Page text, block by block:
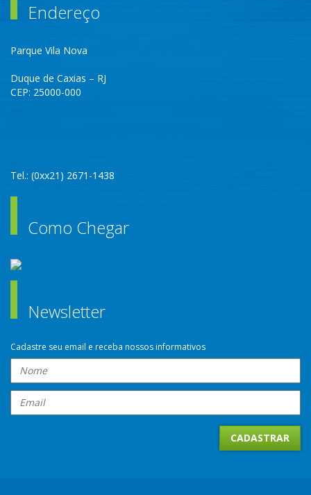
Endereço
Parque Vila Nova
Duque de Caxias – RJ
CEP: 25000-000
Tel.: (0xx21) 2671-1438
Como Chegar
Newsletter
Cadastre seu email e receba nossos informativos